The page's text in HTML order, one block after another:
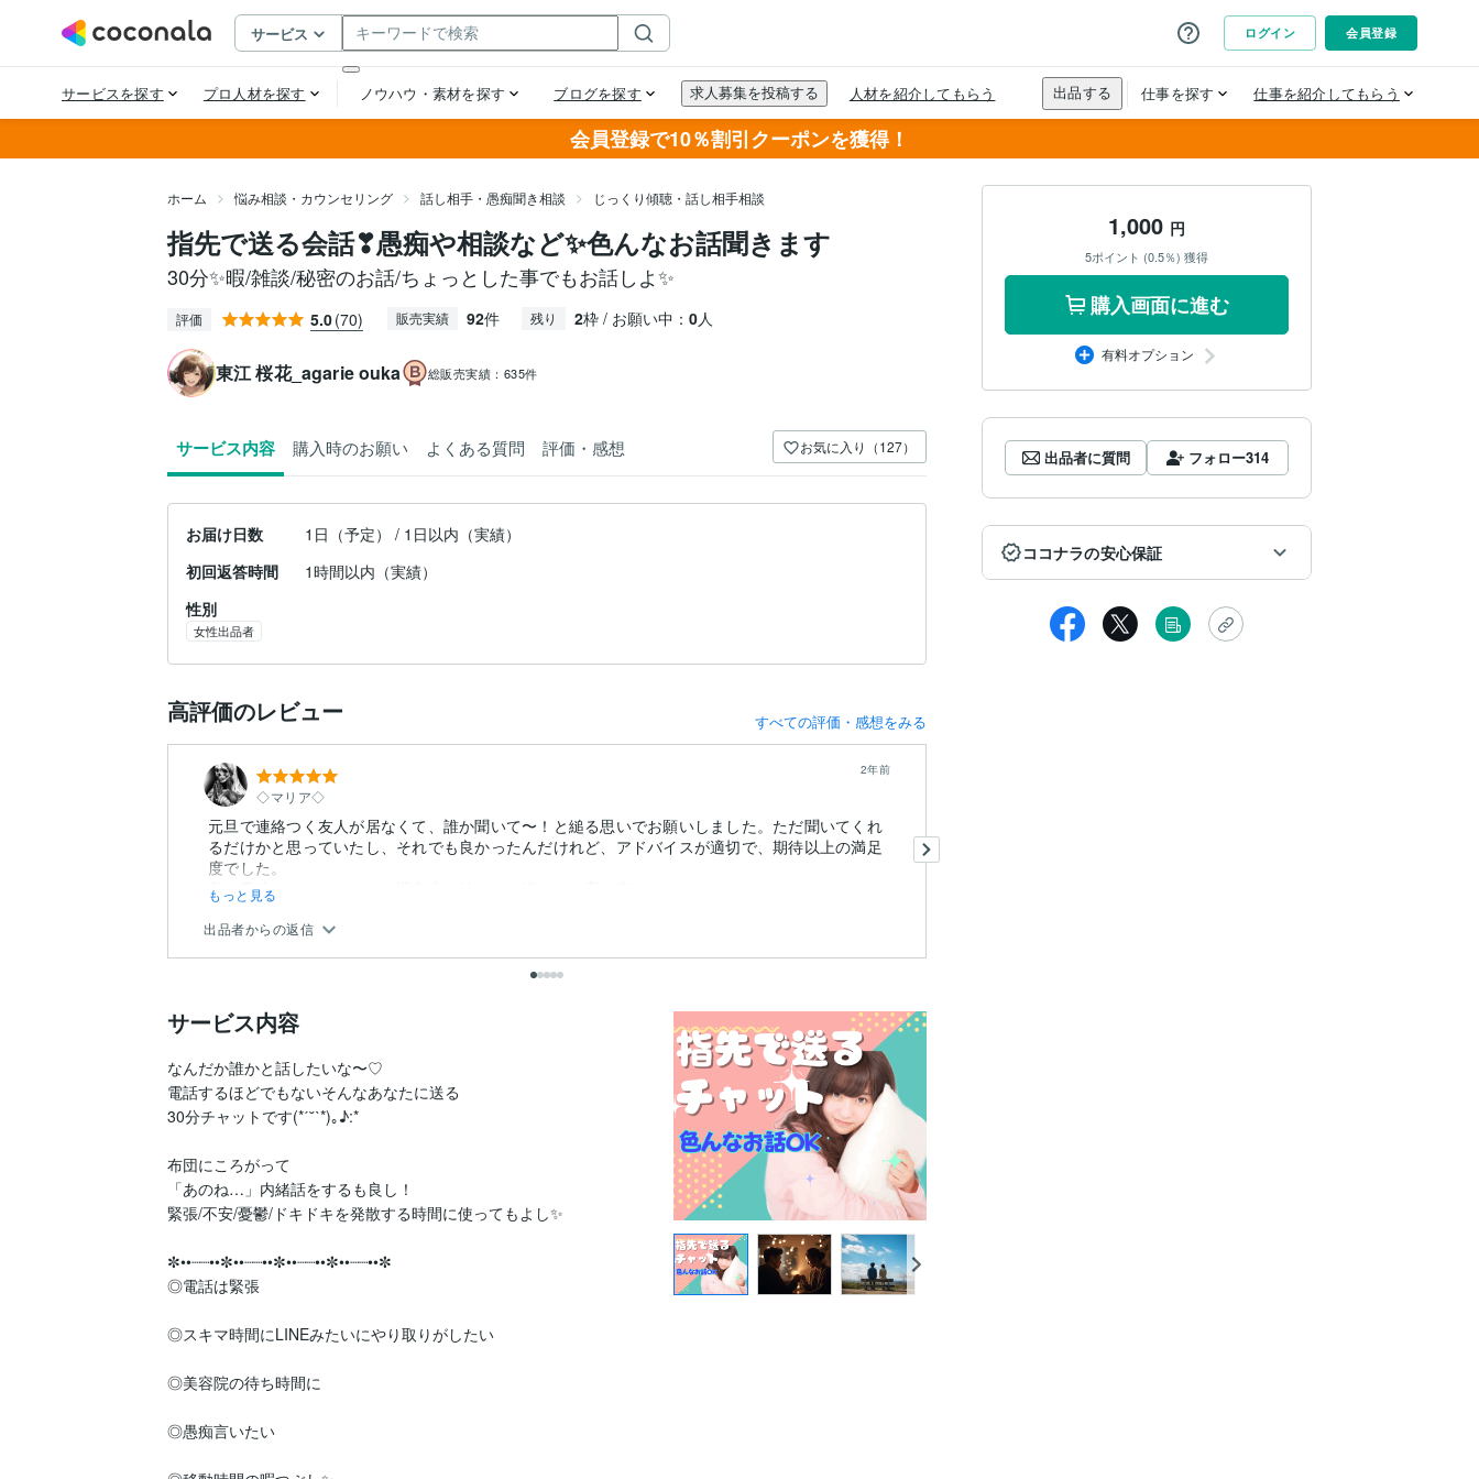
会員登録で10％割引クーポンを獲得！
ホーム 悩み相談・カウンセリング 話し相手・愚痴聞き相談 じっくり傾聴・話し相手相談
指先で送る会話❣愚痴や相談など✨色んなお話聞きます
30分✨暇/雑談/秘密のお話/ちょっとした事でもお話しよ✨
評価 5.0(70) 販売実績 92件 残り 2枠 / お願い中： 0人
東江 桜花_agarie ouka 総販売実績： 635件
サービス内容 購入時のお願い よくある質問 評価・感想 お気に入り（127）
お届け日数
1日（予定） / 1日以内（実績）
初回返答時間
1時間以内（実績）
性別
女性出品者
高評価のレビュー すべての評価・感想をみる
◇マリア◇
2年前
元旦で連絡つく友人が居なくて、誰か聞いて〜！と縋る思いでお願いしました。ただ聞いてくれ
るだけかと思っていたし、それでも良かったんだけれど、アドバイスが適切で、期待以上の満足
度でした。
私の電波がおかしくて、お返事来る前にまた送ったり変な事してしまいましたが、...
もっと見る
出品者からの返信
サービス内容
なんだか誰かと話したいな〜♡
電話するほどでもないそんなあなたに送る
30分チャットです(*ˊ˘ˋ*)｡♪:*
布団にころがって
「あのね…」内緒話をするも良し！
緊張/不安/憂鬱/ドキドキを発散する時間に使ってもよし✨
✼••┈┈••✼••┈┈••✼••┈┈••✼••┈┈••✼
◎電話は緊張
◎スキマ時間にLINEみたいにやり取りがしたい
◎美容院の待ち時間に
◎愚痴言いたい
1,000 円
5ポイント (0.5％) 獲得
購入画面に進む
有料オプション
出品者に質問 フォロー314
ココナラの安心保証